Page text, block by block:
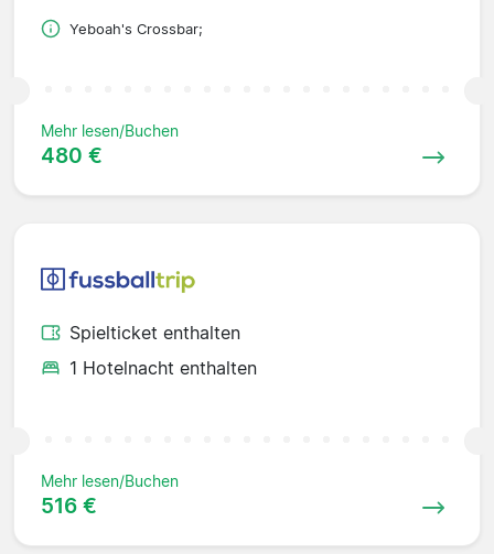
Yeboah's Crossbar;
Mehr lesen/Buchen
480 €
Spielticket enthalten
1 Hotelnacht enthalten
Mehr lesen/Buchen
516 €